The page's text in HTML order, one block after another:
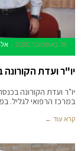
18 באוקטובר 2020
יו"ר ועדת
יו"ר ועדת הקורונה
במרכז הרפואי לגליל.
קרא עוד ←